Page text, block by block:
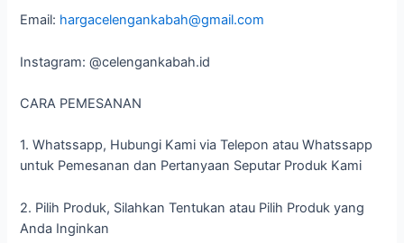
Email: hargacelengankabah@gmail.com
Instagram: @celengankabah.id
CARA PEMESANAN
1. Whatssapp, Hubungi Kami via Telepon atau Whatssapp
untuk Pemesanan dan Pertanyaan Seputar Produk Kami
2. Pilih Produk, Silahkan Tentukan atau Pilih Produk yang
Anda Inginkan